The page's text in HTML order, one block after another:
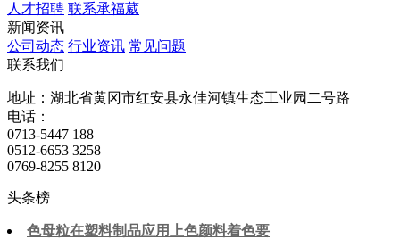
人才招聘 联系承福葳
新闻资讯
公司动态 行业资讯 常见问题
联系我们
地址：湖北省黄冈市红安县永佳河镇生态工业园二号路
电话：
0713-5447 188
0512-6653 3258
0769-8255 8120
头条榜
色母粒在塑料制品应用上色颜料着色要